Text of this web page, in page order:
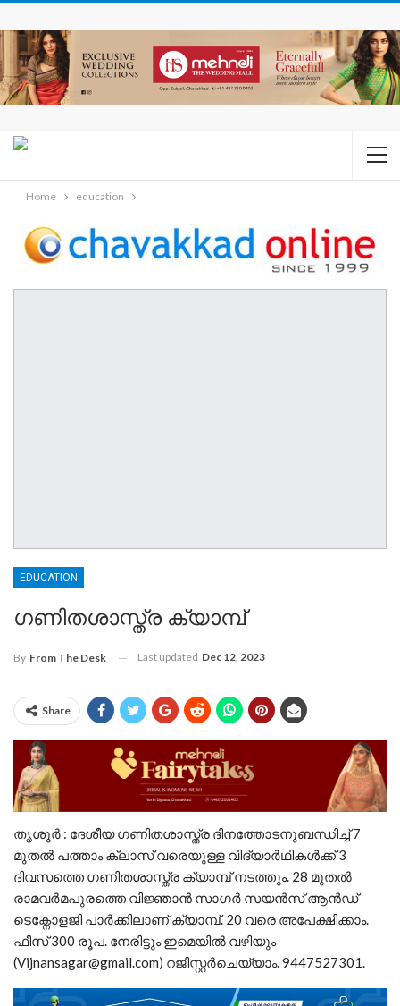
Home education
EDUCATION
ഗണിതശാസ്ത്ര ക്യാമ്പ്
By From The Desk Last updated Dec 12, 2023
Share
തൃശൂര്‍ : ദേശീയ ഗണിതശാസ്ത്ര ദിനത്തോടനുബന്ധിച്ച്‌ 7
മുതല്‍ പത്താം ക്ലാസ്‌ വരെയുള്ള വിദ്യാര്‍ഥികള്‍ക്ക്‌ 3
ദിവസത്തെ ഗണിതശാസ്ത്ര ക്യാമ്പ് നടത്തും. 28 മുതല്‍
രാമവര്‍മപുരത്തെ വിജ്ഞാൻ സാഗര്‍ സയന്‍സ്‌ ആന്‍ഡ്‌
ടെക്നോളജി പാര്‍ക്കിലാണ്‌ ക്യാമ്പ്. 20 വരെ അപേക്ഷിക്കാം.
ഫീസ്‌ 300 രൂപ. നേരിട്ടും ഇമെയില്‍ വഴിയും
(Vijnansagar@gmail.com) റജിസ്റ്റര്‍ചെയ്യാം. 9447527301.